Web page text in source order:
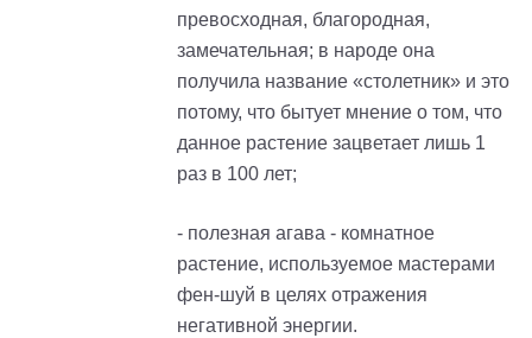
превосходная, благородная,
замечательная; в народе она
получила название «столетник» и это
потому, что бытует мнение о том, что
данное растение зацветает лишь 1
раз в 100 лет;
- полезная агава - комнатное
растение, используемое мастерами
фен-шуй в целях отражения
негативной энергии.